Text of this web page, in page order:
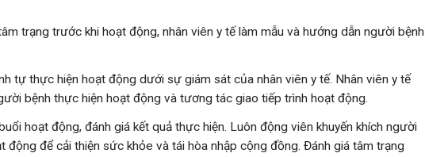
trạng trước khi hoạt động, nhân viên y tế làm mẫu và hướng dẫn người bệnh
tự thực hiện hoạt động dưới sự giám sát của nhân viên y tế. Nhân viên y tế
bệnh thực hiện hoạt động và tương tác giao tiếp trình hoạt động.
hoạt động, đánh giá kết quả thực hiện. Luôn động viên khuyến khích người
động để cải thiện sức khỏe và tái hòa nhập cộng đồng. Đánh giá tâm trạng